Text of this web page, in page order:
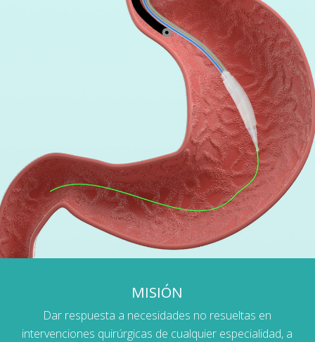
MISIÓN
Dar respuesta a necesidades no resueltas en
intervenciones quirúrgicas de cualquier especialidad, a